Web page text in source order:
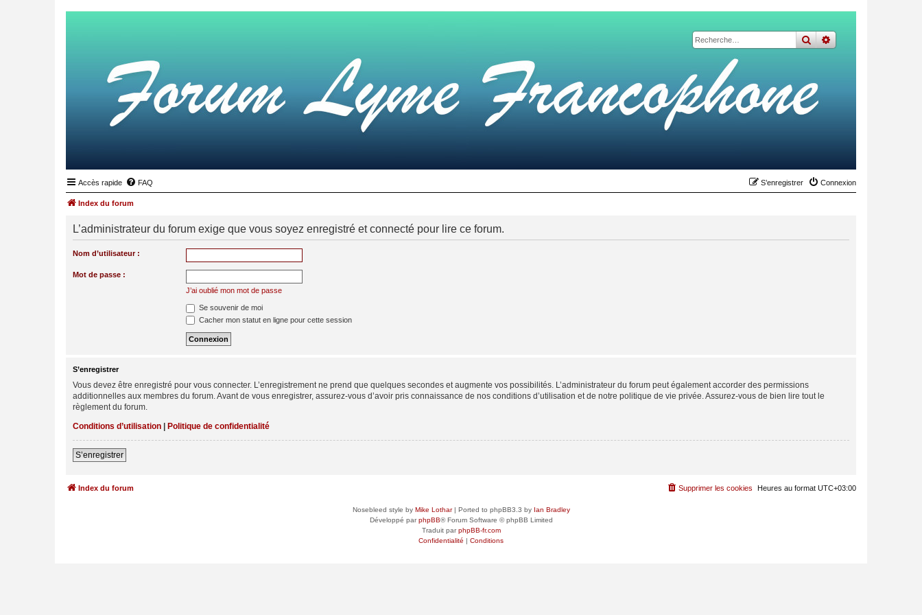
rechercher
recherche
Accès rapide FAQ Connexion
S’enregistrer
Index du forum
L’administrateur du forum exige que vous soyez enregistré et connecté pour lire ce forum.
Nom d’utilisateur :
Mot de passe :
J’ai oublié mon mot de passe
Se souvenir de moi
Cacher mon statut en ligne pour cette session
S’enregistrer
Vous devez être enregistré pour vous connecter. L’enregistrement ne prend que quelques secondes et augmente vos possibilités. L’administrateur du forum peut également accorder des permissions
additionnelles aux membres du forum. Avant de vous enregistrer, assurez-vous d’avoir pris connaissance de nos conditions d’utilisation et de notre politique de vie privée. Assurez-vous de bien lire tout le
règlement du forum.
Conditions d’utilisation | Politique de confidentialité
S’enregistrer
Index du forum Heures au format UTC+03:00
Supprimer les cookies
Nosebleed style by Mike Lothar| Ported to phpBB3.3 by Ian Bradley
Développé parphpBB® Forum Software © phpBB Limited
Traduit parphpBB-fr.com
Confidentialité | Conditions